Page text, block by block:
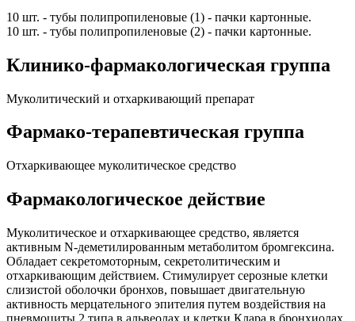
10 шт. - тубы полипропиленовые (1) - пачки картонные.
10 шт. - тубы полипропиленовые (2) - пачки картонные.
Клинико-фармакологическая группа
Муколитический и отхаркивающий препарат
Фармако-терапевтическая группа
Отхаркивающее муколитическое средство
Фармакологическое действие
Муколитическое и отхаркивающее средство, является
активным N-деметилированным метаболитом бромгексина.
Обладает секретомоторным, секретолитическим и
отхаркивающим действием. Стимулирует серозные клетки
слизистой оболочки бронхов, повышает двигательную
активность мерцательного эпителия путем воздействия на